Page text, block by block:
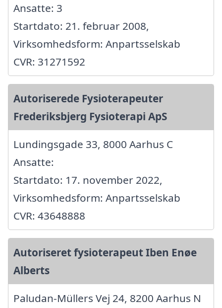
Ansatte: 3
Startdato: 21. februar 2008,
Virksomhedsform: Anpartsselskab
CVR: 31271592
Autoriserede Fysioterapeuter
Frederiksbjerg Fysioterapi ApS
Lundingsgade 33, 8000 Aarhus C
Ansatte:
Startdato: 17. november 2022,
Virksomhedsform: Anpartsselskab
CVR: 43648888
Autoriseret fysioterapeut Iben Enøe
Alberts
Paludan-Müllers Vej 24, 8200 Aarhus N